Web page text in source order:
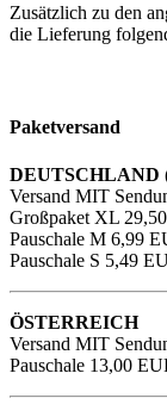
Zusätzlich zu den
die Lieferung
Paketversand
DEUTSCHLAND
Versand MIT
Großpaket XL
Pauschale M 6,99
Pauschale S 5,49
ÖSTERREICH
Versand MIT
Pauschale 13,00